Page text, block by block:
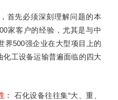
首先必须深刻理解问题的本
家客户的经验，尤其是与中
界500强企业在大型项目上的
工设备运输普遍面临的四大
：石化设备往往集“大、重、